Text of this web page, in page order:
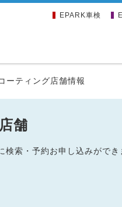
EPARK車検
ーティング店舗情報
舗
索・予約お申し込みができ